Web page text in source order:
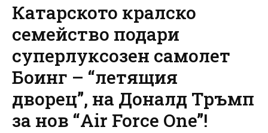
Катарското кралско
семейство подари
суперлуксозен самолет
Боинг – “летящия
дворец”, на Доналд Тръмп
за нов “Air Force One”!